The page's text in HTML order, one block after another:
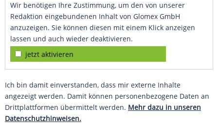
Wir benötigen Ihre Zustimmung, um den von unserer
Redaktion eingebundenen Inhalt von Glomex GmbH
anzuzeigen. Sie können diesen mit einem Klick anzeigen
lassen und auch wieder deaktivieren.
jetzt aktivieren
Ich bin damit einverstanden, dass mir externe Inhalte
angezeigt werden. Damit können personenbezogene Daten an
Drittplattformen übermittelt werden. Mehr dazu in unseren
Datenschutzhinweisen.